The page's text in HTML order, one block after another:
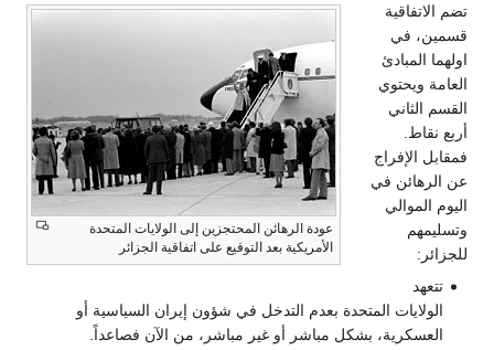
عودة الرهائن المحتجزين إلى الولايات المتحدة
الأمريكية بعد التوقيع على اتفاقية الجزائر
تضم الاتفاقية
قسمين، في
اولهما المبادئ
العامة ويحتوي
القسم الثاني
أربع نقاط.
فمقابل الإفراج
عن الرهائن في
اليوم الموالي
وتسليمهم
للجزائر:
تتعهد
الولايات المتحدة بعدم التدخل في شؤون إيران السياسية أو
العسكرية، بشكل مباشر أو غير مباشر، من الآن فصاعداً.